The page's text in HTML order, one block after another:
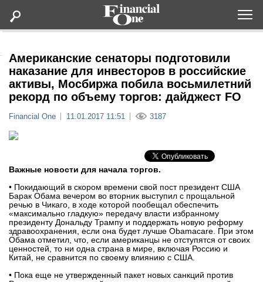
Статьи
Дайджесты
Новости
Интервью
вконтакте
Американские сенаторы подготовили
наказание для инвесторов в российские
активы, Мосбиржа побила восьмилетний
рекорд по объему торгов: дайджест FO
Financial One 11.01.2017 11:51 3187
Важные новости для начала торгов.
• Покидающий в скором времени свой пост президент США
Барак Обама вечером во вторник выступил с прощальной
речью в Чикаго, в ходе которой пообещал обеспечить
«максимально гладкую» передачу власти избранному
президенту Дональду Трампу и поддержать новую реформу
здравоохранения, если она будет лучше Obamacare. При этом
Обама отметил, что, если американцы не отступятся от своих
ценностей, то ни одна страна в мире, включая Россию и
Китай, не сравнится по своему влиянию с США.
• Пока еще не утвержденный пакет новых санкций против